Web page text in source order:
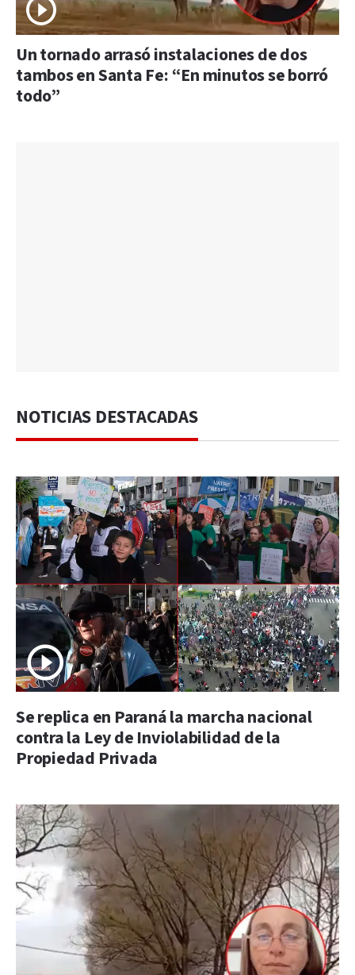
Un tornado arrasó instalaciones de dos
tambos en Santa Fe: “En minutos se borró
todo”
NOTICIAS DESTACADAS
Se replica en Paraná la marcha nacional
contra la Ley de Inviolabilidad de la
Propiedad Privada